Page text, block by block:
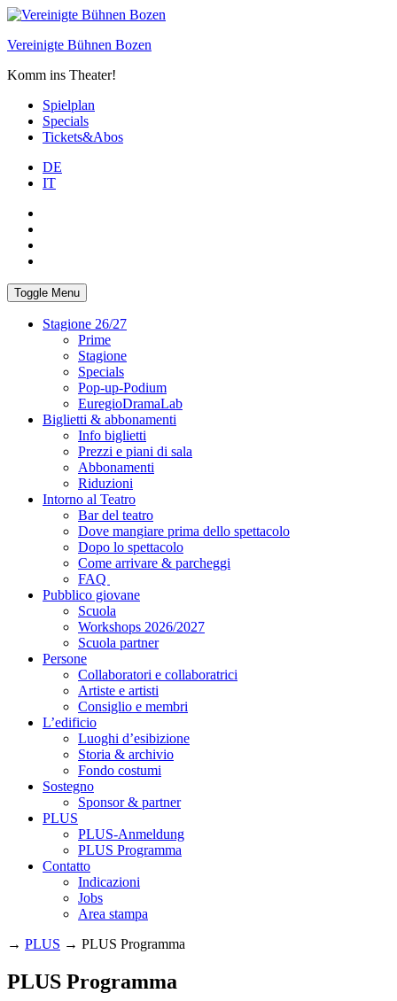
Skip
content
Vereinigte Bühnen Bozen
Komm ins Theater!
Spielplan
Specials
Tickets&Abos
DE
IT
Toggle Menu
Stagione 26/27
Prime
Stagione
Specials
Pop-up-Podium
EuregioDramaLab
Biglietti & abbonamenti
Info biglietti
Prezzi e piani di sala
Abbonamenti
Riduzioni
Intorno al Teatro
Bar del teatro
Dove mangiare prima dello spettacolo
Dopo lo spettacolo
Come arrivare & parcheggi
FAQ
Pubblico giovane
Scuola
Workshops 2026/2027
Scuola partner
Persone
Collaboratori e collaboratrici
Artiste e artisti
Consiglio e membri
L’edificio
Luoghi d’esibizione
Storia & archivio
Fondo costumi
Sostegno
Sponsor & partner
PLUS
PLUS-Anmeldung
PLUS Programma
Contatto
Indicazioni
Jobs
Area stampa
→ PLUS → PLUS Programma
PLUS Programma